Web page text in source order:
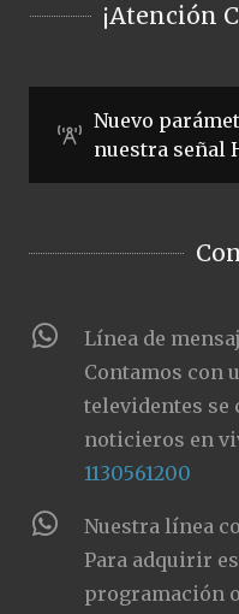
¡Atención
Nuevo
nuestra señal
Línea de
Contamos con
televidentes se
noticieros en
1130561200
Nuestra línea
Para adquirir
programación